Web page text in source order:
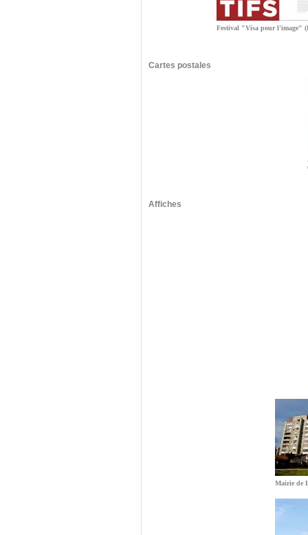
Festival "Visa pour l'image"
Cartes postales
Affiches
Mairie de